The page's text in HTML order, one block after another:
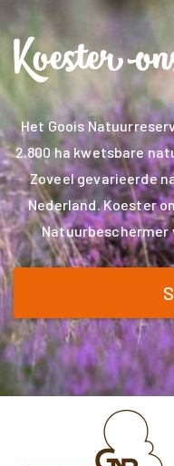
Het Goois
2.800 ha kwetsbare
Zoveel gevarieerde
Nederland. Koester
Natuurbeschermer